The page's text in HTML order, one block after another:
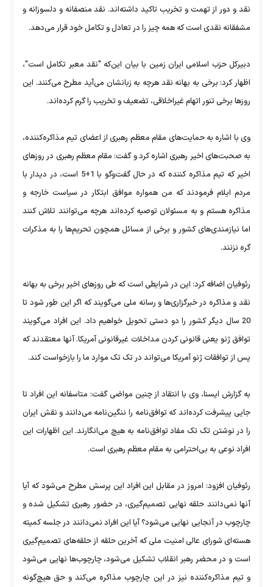
نقد و دور از تهمت و تخریب تاکید داشته‌اند. نقد منصفانه و دلسوزانه و
مشفقانه نقدی است که همه چیز را در تعادل و تکامل خود قرار می‌دهد.
دبیرکل حزب اسلامی ایران زمین با بیان این‌که "نقد معبر تکامل است"،
اظهار کرد:‌ برخی به بهانه نقد هرچه به زبانشان می‌آید مطرح می‌کنند. این
روزها برخی تنور اتهام غیراخلاقی، تضعیف و تخریب را گرم کرده‌اند.
وی با اشاره به حمایت‌های مقام معظم رهبری از اعضای تیم مذاکره‌کننده،
به صحبت‌های اخیر رهبری اشاره کرد و گفت: مقام معظم رهبری در روزهای
اخیر که تیم مذاکره کننده که در حال گفت‌وگو با 1+5 است، در دیدار با
مردم ایلام فرمودند که من همواره موافق ابتکار در سیاست خارجه و
مذاکره هستم و به مسئولان توصیه کرده‌اند هرچه می‌توانند تلاش کنند
اما نیازمندی‌های کشور و برخی از مسائل همچون تحریم‌ها را به مذکرات
گره نزنند.
رئوفیان اضافه کرد: این در شرایطی است که طی روزهای اخیر برخی به بهانه
نقد و مذاکره در خبرگزاری‌ها و رسانه ملی می‌گویند که اگر این طور شود تا
20 سال دیگر کشور را دو دستی تحویل خواهیم داد. این افراد می‌گویند
توافق ژنو یعنی قانونی کردن مداخلات غیرقانونی آمریکا. آنها معتقدند که
پس از توافقات ژنو آمریکا می‌تواند در تک تک موارد ما را بازخواست کند.
به گزارش ایسنا، وی با انتقاد از چنین مواضی گفت:‌ متاسفانه این افراد تا
جایی پیشرفت کرده‌اند که توافق‌نامه را ننگین‌نامه می‌دانند و نقش ایران
را در نوشتن تک تک مفاد توافق‌نامه به هیچ می‌انگارند. این اظهارات این
افراد نوعی به بی‌احترامی به مقام معظم رهبری است.
رئوفیان افزود: امروز در مقابل این افراد این پرسش مطرح می‌شود که آیا
آنها نمی‌دانند حلقه نهایی تصمیم‌گیری، در حضور رهبری تشکیل شده و
چارچوب در آنجایی نهایی می‌شود؟‌ آیا این افراد نمی‌دانند در جلسه کمیته
هسته‌ای شورای عالی امنیت ملی که آخرین حلقه از حلقه‌های تصمیم‌گیری
است و در محضر رهبر انقلاب تشکیل می‌شود، چارچوب‌ها نهایی می‌شود
و تیم مذاکره‌کننده نیز در این چارچوب مذاکره می‌کند و حق هیچ‌گونه